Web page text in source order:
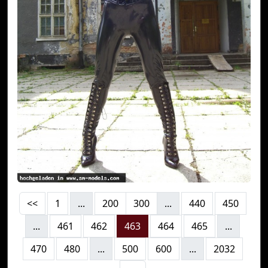
<< 1 ... 200 300 ... 440
450
...
461 462 463 464 465
...
470
480 ... 500 600 ...
2032